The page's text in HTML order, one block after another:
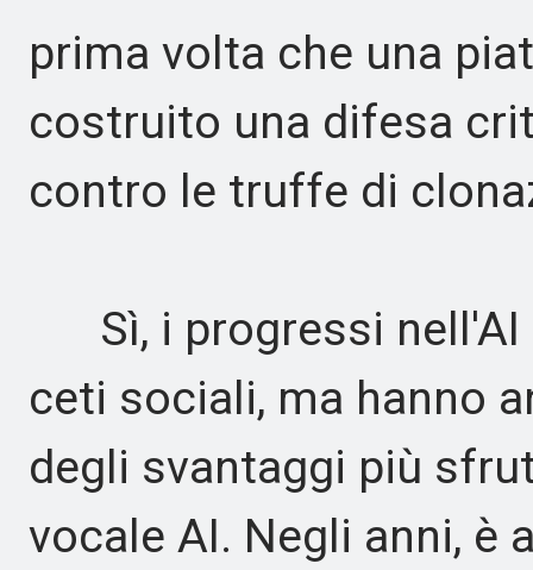
prima volta che una
costruito una difesa
contro le truffe di
Sì, i progressi nell'AI
ceti sociali, ma hanno
degli svantaggi più
vocale AI. Negli anni, è